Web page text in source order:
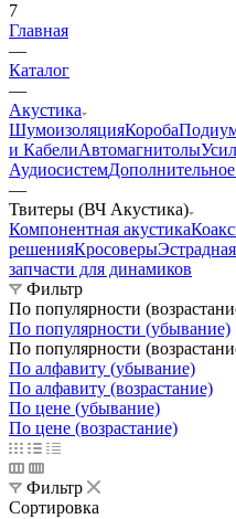
7
Главная
—
Каталог
—
Акустика
ШумоизоляцияКороба
и КабелиАвтомагнитолы
Аудиосистем
—
Твитеры (ВЧ Акустика)
Компонентная акустика
решенияКросоверы
запчасти для динамиков
Фильтр
По популярности
По популярности (убывание)
По популярности
По алфавиту (убывание)
По алфавиту (возрастание)
По цене (убывание)
По цене (возрастание)
Фильтр
Сортировка